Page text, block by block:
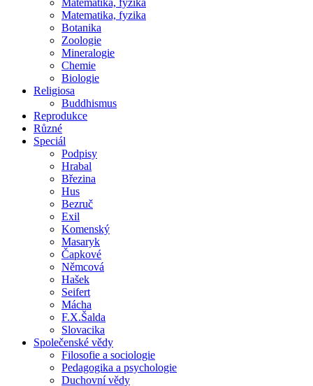
Matematika, fyzika
Botanika
Zoologie
Mineralogie
Chemie
Biologie
Religiosa
Buddhismus
Reprodukce
Různé
Speciál
Podpisy
Hrabal
Březina
Hus
Bezruč
Exil
Komenský
Masaryk
Čapkové
Němcová
Hašek
Seifert
Mácha
F.X.Šalda
Slovacika
Společenské vědy
Filosofie a sociologie
Pedagogika a psychologie
Duchovní vědy